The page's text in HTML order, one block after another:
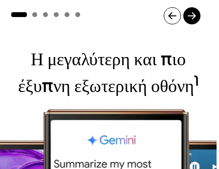
Η μεγαλύτερη και πιο
έξυπνη εξωτερική οθόνη1